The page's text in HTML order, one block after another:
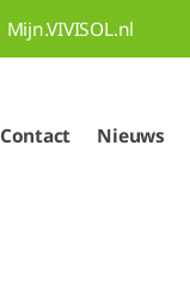
Mijn.VIVISOL.nl
Contact Nieuws